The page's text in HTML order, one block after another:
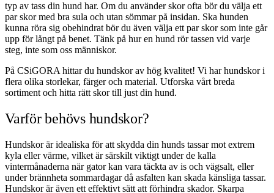
typ av tass din hund har. Om du använder skor ofta bör du välja ett
par skor med bra sula och utan sömmar på insidan. Ska hunden
kunna röra sig obehindrat bör du även välja ett par skor som inte går
upp för långt på benet. Tänk på hur en hund rör tassen vid varje
steg, inte som oss människor.
På CSiGORA hittar du hundskor av hög kvalitet! Vi har hundskor i
flera olika storlekar, färger och material. Utforska vårt breda
sortiment och hitta rätt skor till just din hund.
Varför behövs hundskor?
Hundskor är idealiska för att skydda din hunds tassar mot extrem
kyla eller värme, vilket är särskilt viktigt under de kalla
vintermånaderna när gator kan vara täckta av is och vägsalt, eller
under brännheta sommardagar då asfalten kan skada känsliga tassar.
Hundskor är även ett effektivt sätt att förhindra skador. Skarpa